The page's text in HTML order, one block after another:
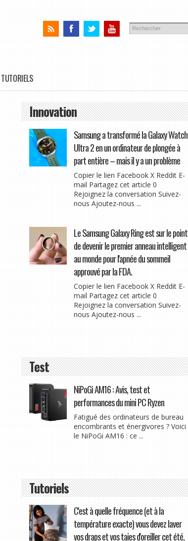
TUTORIELS
Innovation
Samsung a transformé la Galaxy Watch
Ultra 2 en un ordinateur de plongée à
part entière – mais il y a un problème
Copier le lien Facebook X Reddit E-
mail Partagez cet article 0
Rejoignez la conversation Suivez-
nous Ajoutez-nous ...
Le Samsung Galaxy Ring est sur le point
de devenir le premier anneau intelligent
au monde pour l'apnée du sommeil
approuvé par la FDA.
Copier le lien Facebook X Reddit E-
mail Partagez cet article 0
Rejoignez la conversation Suivez-
nous Ajoutez-nous ...
Test
NiPoGi AM16 : Avis, test et
performances du mini PC Ryzen
Fatigué des ordinateurs de bureau
encombrants et énergivores ? Voici
le NiPoGi AM16 : ce ...
Tutoriels
C'est à quelle fréquence (et à la
température exacte) vous devez laver
vos draps et vos taies d'oreiller cet été,